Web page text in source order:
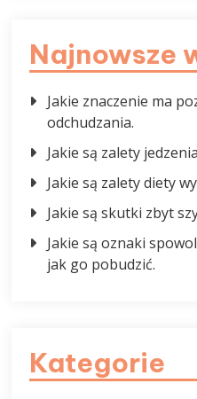
Najnowsze
Jakie znaczenie ma
odchudzania.
Jakie są zalety
Jakie są zalety diety
Jakie są skutki zbyt
Jakie są oznaki
jak go pobudzić.
Kategorie